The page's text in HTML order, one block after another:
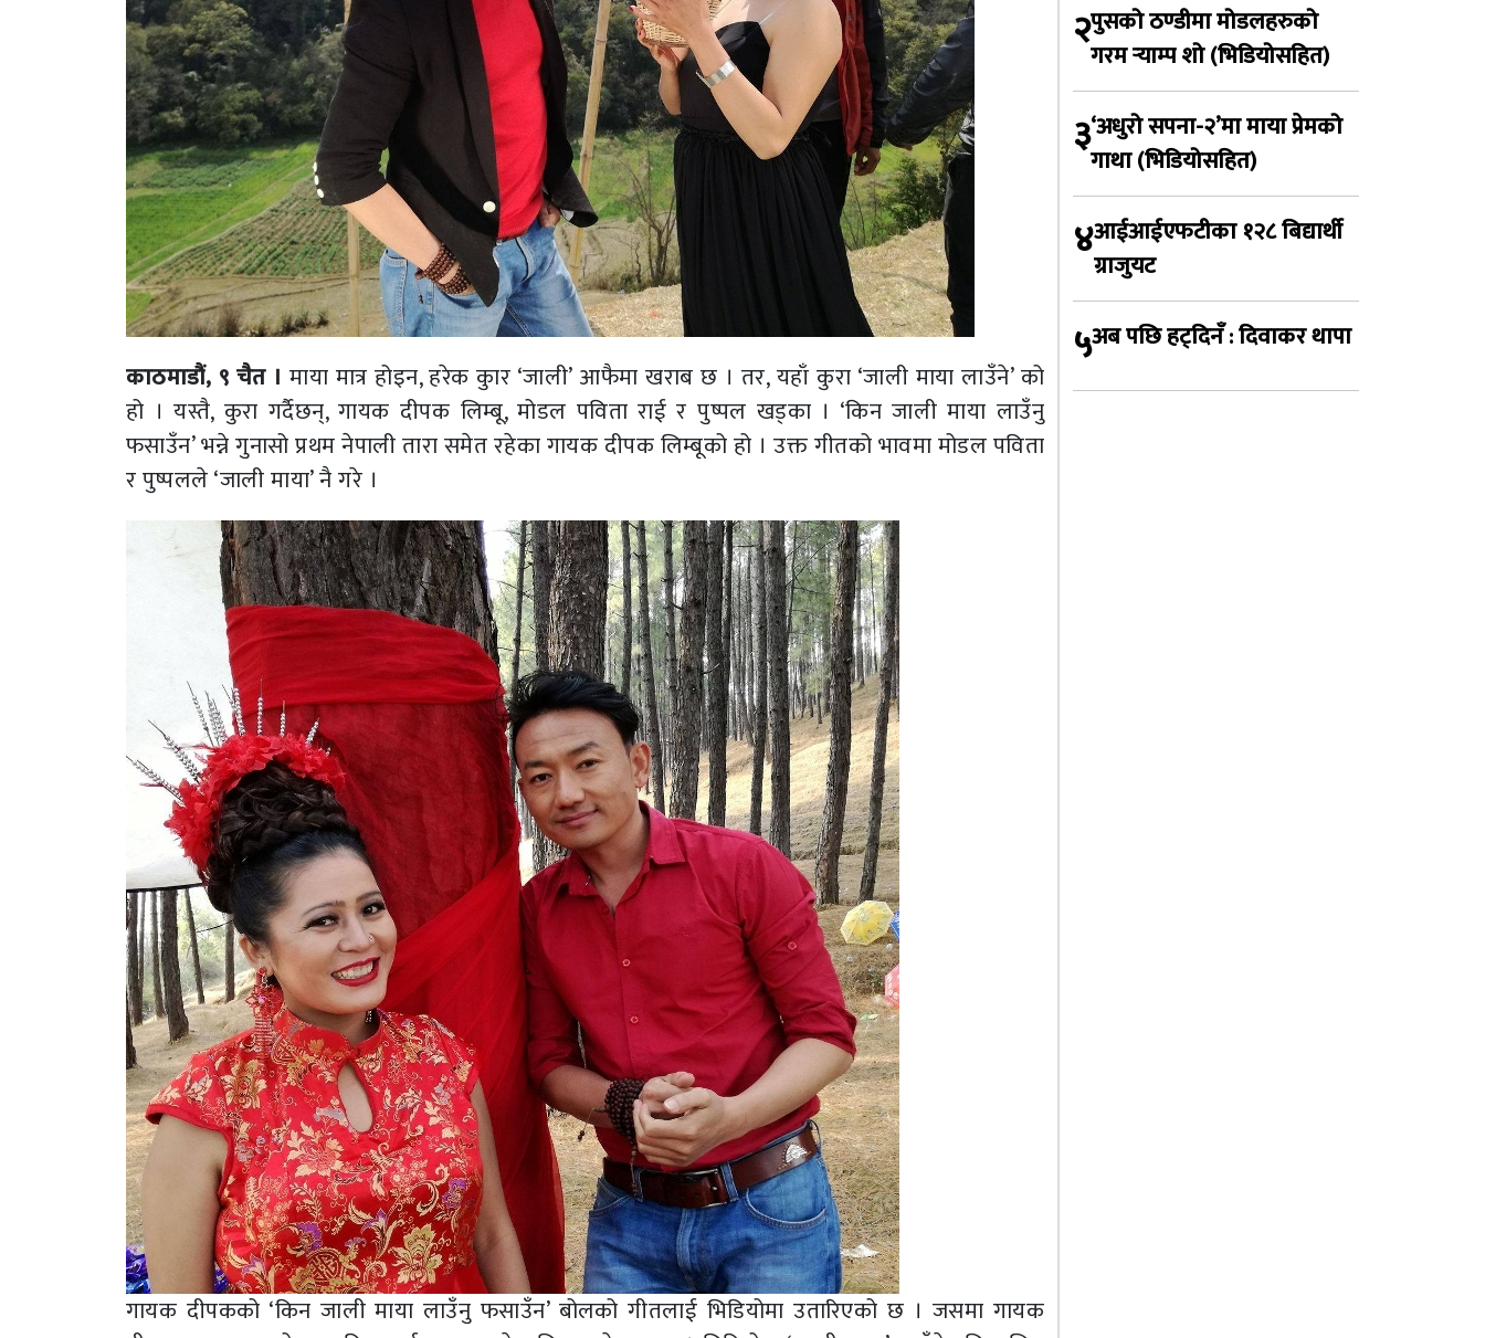
काठमाडौं, ९ चैत । माया मात्र होइन, हरेक कुार ‘जाली’ आफैमा खराब छ । तर, यहाँ कुरा ‘जाली माया लाउँने’ को
हो । यस्तै, कुरा गर्दैछन्, गायक दीपक लिम्बू, मोडल पविता राई र पुष्पल खड्का । ‘किन जाली माया लाउँनु
फसाउँन’ भन्ने गुनासो प्रथम नेपाली तारा समेत रहेका गायक दीपक लिम्बूको हो । उक्त गीतको भावमा मोडल पविता
र पुष्पलले ‘जाली माया’ नै गरे ।
गायक दीपकको ‘किन जाली माया लाउँनु फसाउँन’ बोलको गीतलाई भिडियोमा उतारिएको छ । जसमा गायक
२पुसको ठण्डीमा मोडलहरुको
गरम र्‍याम्प शो (भिडियोसहित)
३‘अधुरो सपना-२’मा माया प्रेमको
गाथा (भिडियोसहित)
४आईआईएफटीका १२८ बिद्यार्थी
ग्राजुयट
५अब पछि हट्दिनँ : दिवाकर थापा